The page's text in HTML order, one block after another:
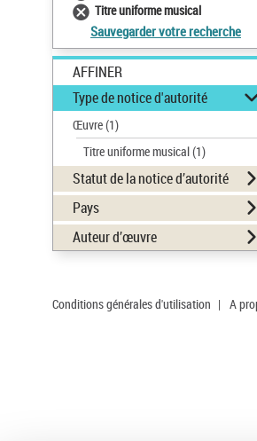
Titre uniforme musical
Sauvegarder votre recherche
AFFINER
Type de notice d'autorité
Œuvre(1)
Titre uniforme musical(1)
Statut de la notice d’autorité
Pays
Auteur d’œuvre
Conditions générales d'utilisation | A